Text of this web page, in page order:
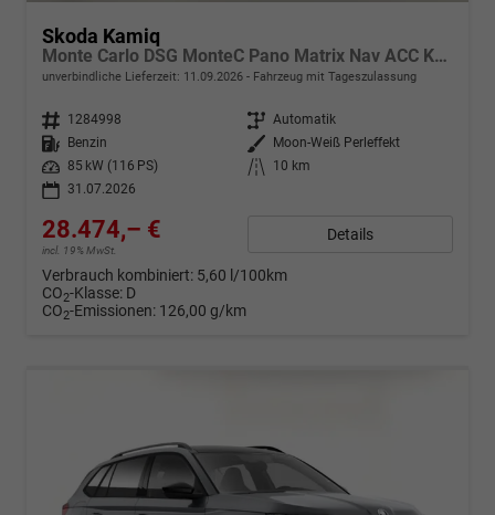
Skoda Kamiq
Monte Carlo DSG MonteC Pano Matrix Nav ACC Kam Kessy
unverbindliche Lieferzeit: 11.09.2026 Fahrzeug mit Tageszulassung
Fahrzeugnr. 1284998 Getriebe Automatik
Kraftstoff
Benzin Außenfarbe
Moon-Weiß Perleffekt
Leistung
85 kW (116 PS) Kilometerstand
10 km
31.07.2026
28.474,– €
incl. 19% MwSt.
Details
Verbrauch kombiniert: 5,60 l/100km
CO2-Klasse: D
CO2-Emissionen: 126,00 g/km